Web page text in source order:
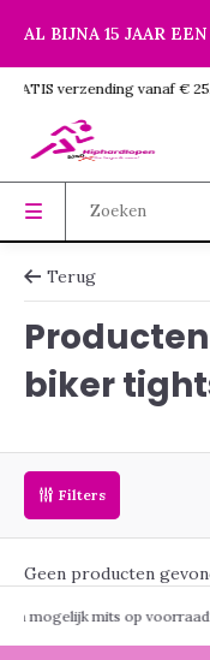
AL BIJNA 15 JAAR
GRATIS verzending
Terug
biker
Filters
Geen producten
mits op voorraad!